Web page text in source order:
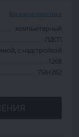
Все характеристики
компьютерный
ЛДСП
с надстройкой
1268
756+282